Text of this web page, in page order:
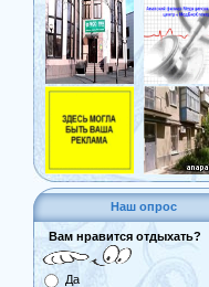
Наш опрос
Вам нравится отдыхать?
Да